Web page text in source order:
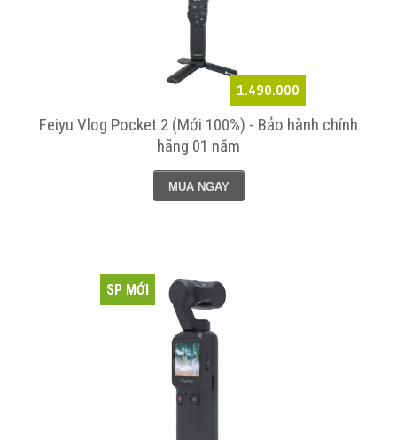
1.490.000
Feiyu Vlog Pocket 2 (Mới 100%) - Bảo hành chính
hãng 01 năm
MUA NGAY
SP MỚI